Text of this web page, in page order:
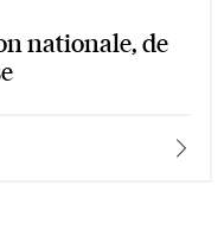
nationale, de